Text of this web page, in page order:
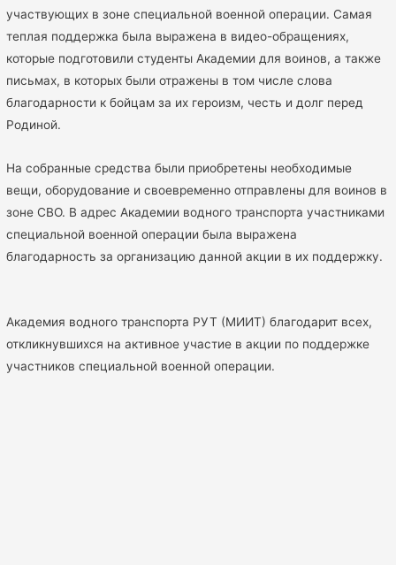
участвующих в зоне специальной военной операции. Самая
теплая поддержка была выражена в видео-обращениях,
которые подготовили студенты Академии для воинов, а также
письмах, в которых были отражены в том числе слова
благодарности к бойцам за их героизм, честь и долг перед
Родиной.
На собранные средства были приобретены необходимые
вещи, оборудование и своевременно отправлены для воинов в
зоне СВО. В адрес Академии водного транспорта участниками
специальной военной операции была выражена
благодарность за организацию данной акции в их поддержку.
Академия водного транспорта РУТ (МИИТ) благодарит всех,
откликнувшихся на активное участие в акции по поддержке
участников специальной военной операции.